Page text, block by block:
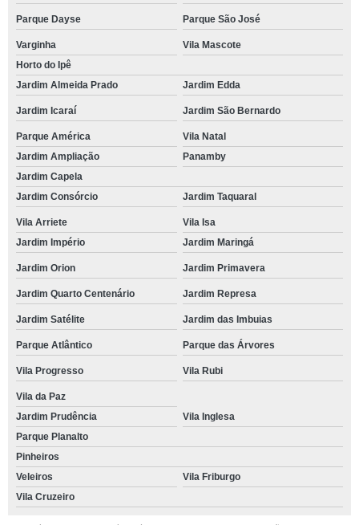
Parque Dayse Parque São José
Varginha
Vila Mascote
Horto do Ipê
Jardim Almeida Prado
Jardim Edda
Jardim Icaraí Jardim São Bernardo
Parque América
Vila Natal
Jardim Ampliação
Panamby
Jardim Capela
Jardim Consórcio
Jardim Taquaral
Vila Arriete
Vila Isa
Jardim Império
Jardim Maringá
Jardim Orion Jardim Primavera
Jardim Quarto Centenário Jardim Represa
Jardim Satélite Jardim das Imbuias
Parque Atlântico Parque das Árvores
Vila Progresso Vila Rubi
Vila da Paz
Jardim Prudência
Vila Inglesa
Parque Planalto
Pinheiros
Veleiros
Vila Friburgo
Vila Cruzeiro